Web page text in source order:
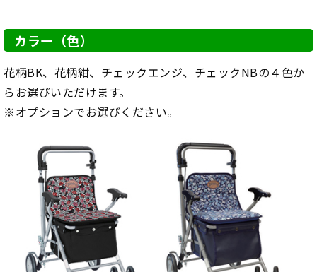
カラー（色）
花柄BK、花柄紺、チェックエンジ、チェックNBの４色か
らお選びいただけます。
※オプションでお選びください。